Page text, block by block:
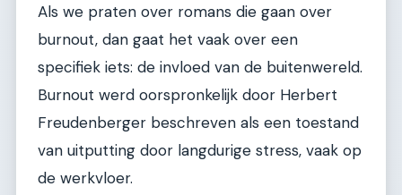
Als we praten over romans die gaan over
burnout, dan gaat het vaak over een
specifiek iets: de invloed van de buitenwereld.
Burnout werd oorspronkelijk door Herbert
Freudenberger beschreven als een toestand
van uitputting door langdurige stress, vaak op
de werkvloer.